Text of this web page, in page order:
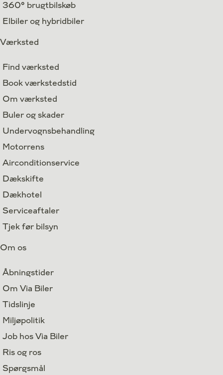
360° brugtbilskøb
Elbiler og hybridbiler
Værksted
Find værksted
Book værkstedstid
Om værksted
Buler og skader
Undervognsbehandling
Motorrens
Airconditionservice
Dækskifte
Dækhotel
Serviceaftaler
Tjek før bilsyn
Om os
Åbningstider
Om Via Biler
Tidslinje
Miljøpolitik
Job hos Via Biler
Ris og ros
Spørgsmål